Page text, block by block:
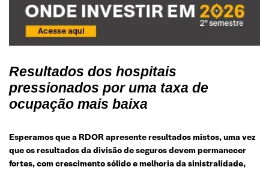
Resultados dos hospitais
pressionados por uma taxa de
ocupação mais baixa
Esperamos que a RDOR apresente resultados mistos, uma vez
que os resultados da divisão de seguros devem permanecer
fortes, com crescimento sólido e melhoria da sinistralidade,